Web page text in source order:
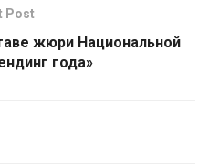
Post
жюри Национальной
года»